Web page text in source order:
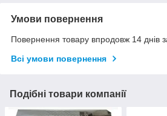
Умови повернення
Повернення товару впродовж 14 днів
Всі умови повернення
Подібні товари компанії